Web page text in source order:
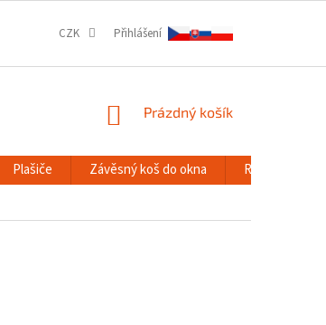
CZK Přihlášení
NÁKUPNÍ
Prázdný košík
Plašiče Závěsný koš do okna RACK systémy